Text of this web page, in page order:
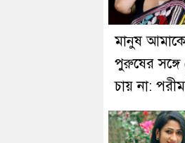
মানুষ
পুরুষের সঙ্গে
চায় না: